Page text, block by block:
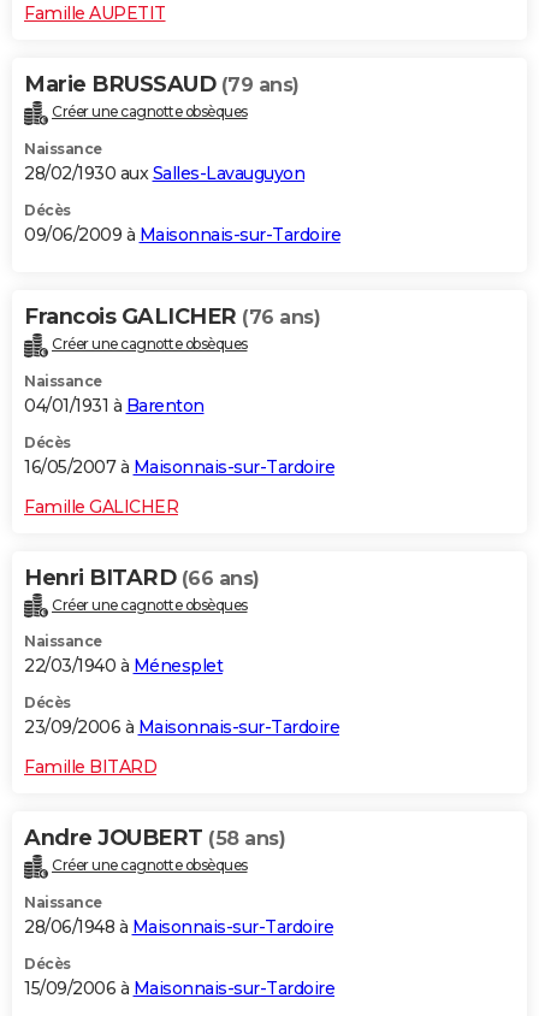
Famille AUPETIT
Marie BRUSSAUD (79 ans)
Créer une cagnotte obsèques
Naissance
28/02/1930 auxSalles-Lavauguyon
Décès
09/06/2009 à Maisonnais-sur-Tardoire
Francois GALICHER (76 ans)
Créer une cagnotte obsèques
Naissance
04/01/1931 à Barenton
Décès
16/05/2007 à Maisonnais-sur-Tardoire
Famille GALICHER
Henri BITARD (66 ans)
Créer une cagnotte obsèques
Naissance
22/03/1940 à Ménesplet
Décès
23/09/2006 à Maisonnais-sur-Tardoire
Famille BITARD
Andre JOUBERT (58 ans)
Créer une cagnotte obsèques
Naissance
28/06/1948 à Maisonnais-sur-Tardoire
Décès
15/09/2006 à Maisonnais-sur-Tardoire